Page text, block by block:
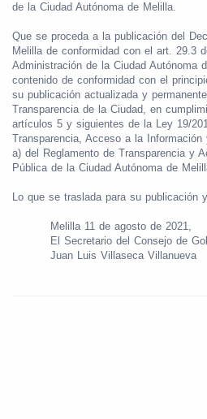
de la Ciudad Autónoma de Melilla.
Que se proceda a la publicación del
Melilla de conformidad con el art. 29.3
Administración de la Ciudad Autónoma
contenido de conformidad con el
su publicación actualizada y
Transparencia de la Ciudad, en
artículos 5 y siguientes de la Ley 19/
Transparencia, Acceso a la
a) del Reglamento de Transparencia y
Pública de la Ciudad Autónoma de
Lo que se traslada para su publicación
Melilla 11 de agosto de 2021,
El Secretario del Consejo de
Juan Luis Villaseca Villanueva